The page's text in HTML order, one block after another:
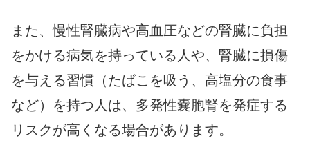
また、慢性腎臓病や高血圧などの腎臓に負担
をかける病気を持っている人や、腎臓に損傷
を与える習慣（たばこを吸う、高塩分の食事
など）を持つ人は、多発性嚢胞腎を発症する
リスクが高くなる場合があります。